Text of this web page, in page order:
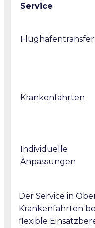
Service
Flughafentransfer
Krankenfahrten
Individuelle
Anpassungen
Der Service in
Krankenfahrten
flexible